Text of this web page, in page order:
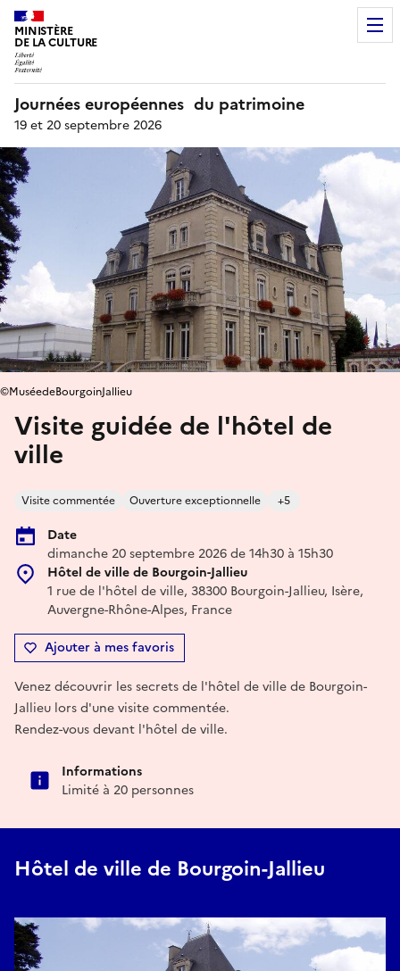
MINISTÈRE
DE LA CULTURE
Journées européennes du patrimoine
19 et 20 septembre 2026
Visite guidée de l'hôtel de
ville
Visite commentée Ouverture exceptionnelle +5
Date
dimanche 20 septembre 2026 de 14h30 à 15h30
Hôtel de ville de Bourgoin-Jallieu
1 rue de l'hôtel de ville, 38300 Bourgoin-Jallieu, Isère,
Auvergne-Rhône-Alpes, France
Ajouter à mes favoris
©MuséedeBourgoinJallieu
Venez découvrir les secrets de l'hôtel de ville de Bourgoin-
Jallieu lors d'une visite commentée.
Rendez-vous devant l'hôtel de ville.
Informations
Limité à 20 personnes
Hôtel de ville de Bourgoin-Jallieu